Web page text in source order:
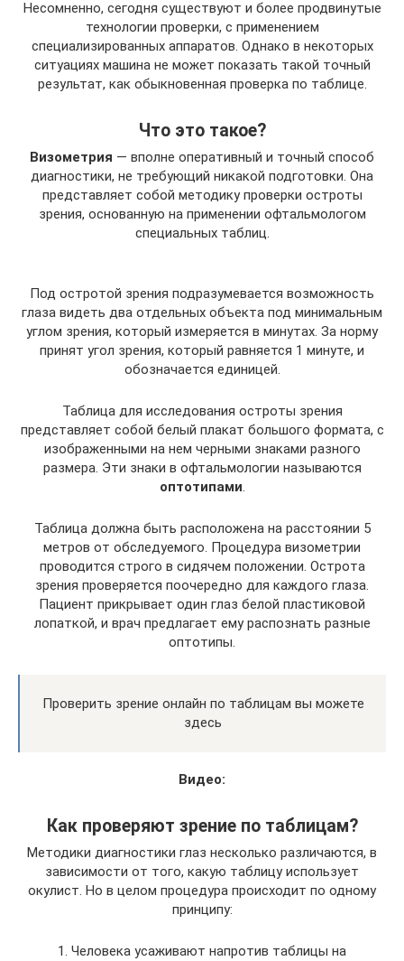
Несомненно, сегодня существуют и более продвинутые
технологии проверки, с применением
специализированных аппаратов. Однако в некоторых
ситуациях машина не может показать такой точный
результат, как обыкновенная проверка по таблице.
Что это такое?
Визометрия — вполне оперативный и точный способ
диагностики, не требующий никакой подготовки. Она
представляет собой методику проверки остроты
зрения, основанную на применении офтальмологом
специальных таблиц.
Под остротой зрения подразумевается возможность
глаза видеть два отдельных объекта под минимальным
углом зрения, который измеряется в минутах. За норму
принят угол зрения, который равняется 1 минуте, и
обозначается единицей.
Таблица для исследования остроты зрения
представляет собой белый плакат большого формата, с
изображенными на нем черными знаками разного
размера. Эти знаки в офтальмологии называются
оптотипами.
Таблица должна быть расположена на расстоянии 5
метров от обследуемого. Процедура визометрии
проводится строго в сидячем положении. Острота
зрения проверяется поочередно для каждого глаза.
Пациент прикрывает один глаз белой пластиковой
лопаткой, и врач предлагает ему распознать разные
оптотипы.
Проверить зрение онлайн по таблицам вы можете
здесь
Видео:
Как проверяют зрение по таблицам?
Методики диагностики глаз несколько различаются, в
зависимости от того, какую таблицу использует
окулист. Но в целом процедура происходит по одному
принципу:
1. Человека усаживают напротив таблицы на